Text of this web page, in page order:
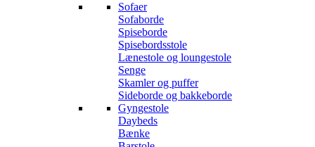
Sofaer
Sofaborde
Spiseborde
Spisebordsstole
Lænestole og loungestole
Senge
Skamler og puffer
Sideborde og bakkeborde
Gyngestole
Daybeds
Bænke